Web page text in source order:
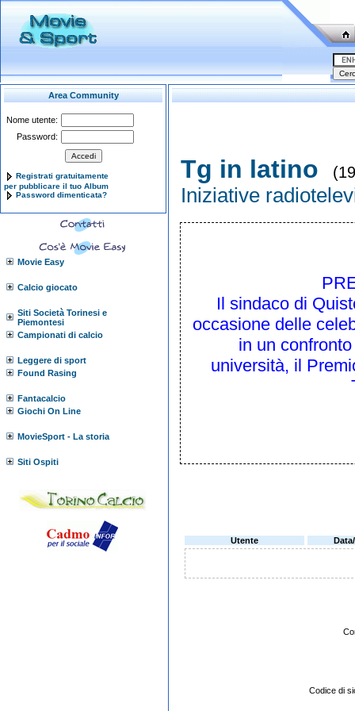
Area Community
Nome utente:
Password:
Registrati gratuitamente
per pubblicare il tuo Album
Password dimenticata?
Movie Easy
Calcio giocato
Siti Società Torinesi e
Piemontesi
Campionati di calcio
Leggere di sport
Found Rasing
Fantacalcio
Giochi On Line
MovieSport - La storia
Siti Ospiti
Tg in latino
Iniziative
Il sindaco di
occasione delle
in un
università, il
Utente
Codice di